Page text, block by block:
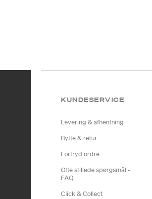
KUNDESERVICE
Levering & afhentning
Bytte & retur
Fortryd ordre
Ofte stillede spørgsmål -
FAQ
Click & Collect